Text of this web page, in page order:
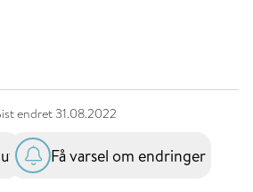
endret 31.08.2022
Få varsel om endringer